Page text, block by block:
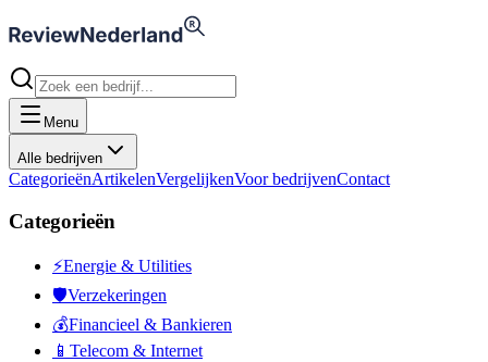
Menu
Alle bedrijven
CategorieënArtikelenVergelijkenVoor bedrijvenContact
Categorieën
⚡Energie & Utilities
🛡️Verzekeringen
💰Financieel & Bankieren
📱 Telecom & Internet